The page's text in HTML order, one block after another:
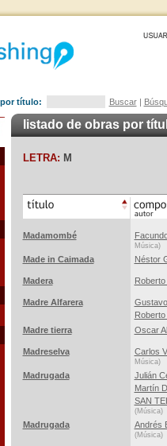
título: Buscar|
listado de obras por
LETRA: M
Madamombé
Música)
Made in Caimada Néstor
Madera
Madre Alfarera
Madre tierra Oscar
Madreselva Carlos
Música)
Madrugada Julián
Martín
SAN
(Música)
Madrugada Andrés
(Música)